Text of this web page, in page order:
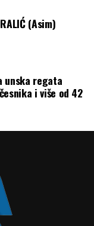
(Asim)
unska regata
i više od 42